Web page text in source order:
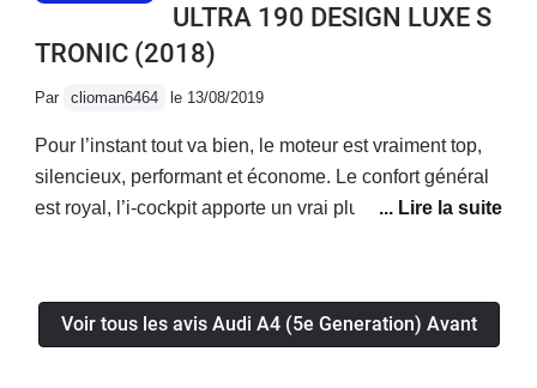
ULTRA 190 DESIGN LUXE S
TRONIC (2018)
Par clioman6464 le 13/08/2019
Pour l’instant tout va bien, le moteur est vraiment top,
silencieux, performant et économe. Le confort général
est royal, l’i-cockpit apporte un vrai plus! La voiture a
permet d’avoir une voiture bonne à tout faire!
Voir tous les avis Audi A4 (5e Generation) Avant